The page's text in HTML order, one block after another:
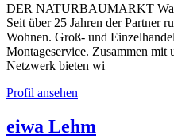
DER NATURBAUMARKT
Seit über 25 Jahren der Partner
Wohnen. Groß- und
Montageservice. Zusammen mit
Netzwerk bieten wi
Profil ansehen
eiwa Lehm